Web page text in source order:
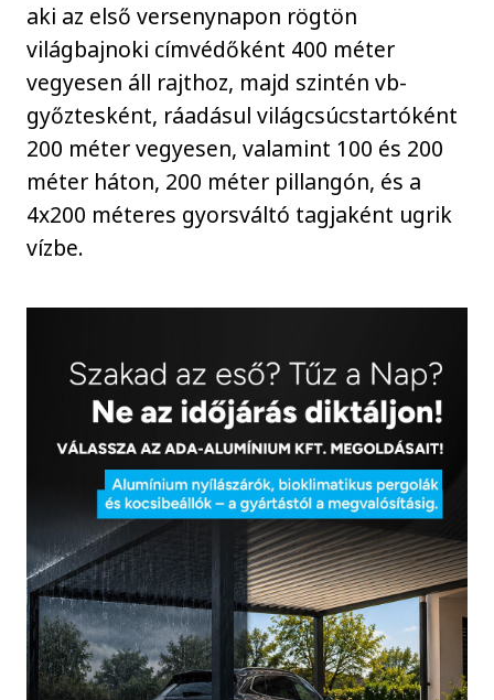
aki az első versenynapon rögtön
világbajnoki címvédőként 400 méter
vegyesen áll rajthoz, majd szintén vb-
győztesként, ráadásul világcsúcstartóként
200 méter vegyesen, valamint 100 és 200
méter háton, 200 méter pillangón, és a
4x200 méteres gyorsváltó tagjaként ugrik
vízbe.